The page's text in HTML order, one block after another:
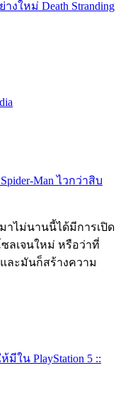
งใหม่ Death Stranding
Man ไวกว่าสิบ
าไม่นานนี้ได้มีการเปิด
ลเจนใหม่ หรือว่าที่
และมันก็สร้างความ
ใน PlayStation 5 ::